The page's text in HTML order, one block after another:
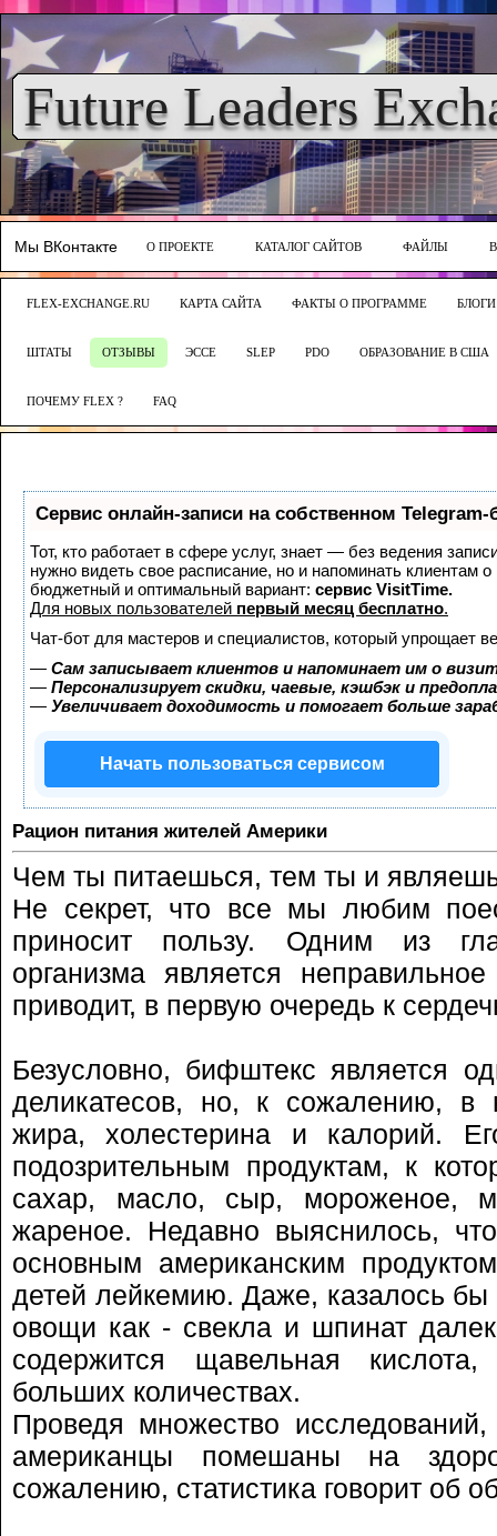
Future Leaders
Мы ВКонтакте О ПРОЕКТЕ КАТАЛОГ САЙТОВ ФАЙЛЫ
FLEX-EXCHANGE.RU КАРТА САЙТА ФАКТЫ О ПРОГРАММЕ
ШТАТЫ ОТЗЫВЫ ЭССЕ SLEP PDO ОБРАЗОВАНИЕ В США
ПОЧЕМУ FLEX ? FAQ
Сервис онлайн-записи на собственном Telegram-
Тот, кто работает в сфере услуг, знает — без ведения
нужно видеть свое расписание, но и напоминать клиентам
бюджетный и оптимальный вариант: сервис VisitTime.
Для новых пользователей первый месяц бесплатно.
Чат-бот для мастеров и специалистов, который упрощает
— Сам записывает клиентов и напоминает им о
— Персонализирует скидки, чаевые, кэшбэк и
— Увеличивает доходимость и помогает больше
Начать пользоваться сервисом
Рацион питания жителей Америки
Чем ты питаешься, тем ты и
Не секрет, что все мы любим
приносит пользу. Одним из
организма является
приводит, в первую очередь к
Безусловно, бифштекс является
деликатесов, но, к сожалению, в
жира, холестерина и калорий.
подозрительным продуктам, к
сахар, масло, сыр, мороженое,
жареное. Недавно выяснилось,
основным американским
детей лейкемию. Даже, казалось бы
овощи как - свекла и шпинат
содержится щавельная
больших количествах.
Проведя множество
американцы помешаны на
сожалению, статистика говорит об